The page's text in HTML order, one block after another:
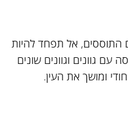
התוססים, אל תפחד להיות
גוונים וגוונים שונים
ומושך את העין.